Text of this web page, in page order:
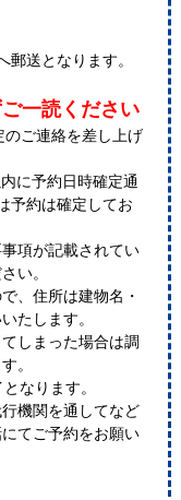
送となります。
一読ください
ご連絡を差し上げ
に予約日時確定通
予約は確定してお
項が記載されてい
い。
、住所は建物名・
たします。
しまった場合は調
。
なります。
機関を通してなど
てご予約をお願い